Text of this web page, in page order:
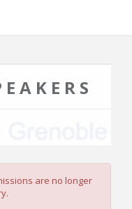
are no longer